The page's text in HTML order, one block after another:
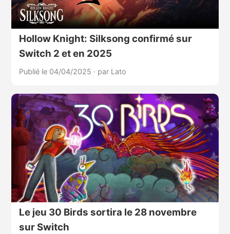
Hollow Knight: Silksong confirmé sur
Switch 2 et en 2025
Publié le 04/04/2025 · par Lato
Le jeu 30 Birds sortira le 28 novembre
sur Switch